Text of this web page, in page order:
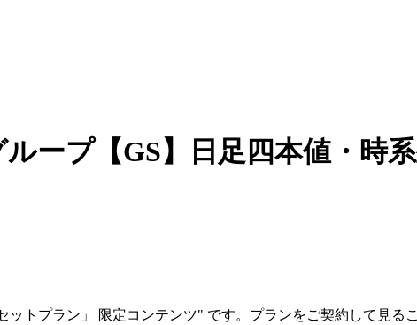
ープ【GS】日足四本値・時
ットプラン 」 限定コンテンツ" です。プランをご契約して見る